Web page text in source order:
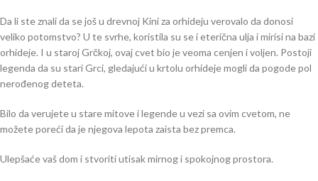
Da li ste znali da se još u drevnoj Kini za orhideju verovalo da donosi
veliko potomstvo? U te svrhe, koristila su se i eterična ulja i mirisi na bazi
orhideje. I u staroj Grčkoj, ovaj cvet bio je veoma cenjen i voljen. Postoji
legenda da su stari Grci, gledajući u krtolu orhideje mogli da pogode pol
nerođenog deteta.
Bilo da verujete u stare mitove i legende u vezi sa ovim cvetom, ne
možete poreći da je njegova lepota zaista bez premca.
Ulepšaće vaš dom i stvoriti utisak mirnog i spokojnog prostora.